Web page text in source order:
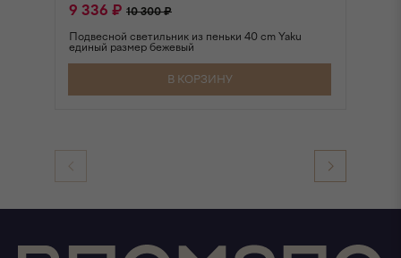
9 336 ₽ 10 300 ₽
Подвесной светильник из пеньки 40 cm Yaku
единый размер бежевый
В КОРЗИНУ